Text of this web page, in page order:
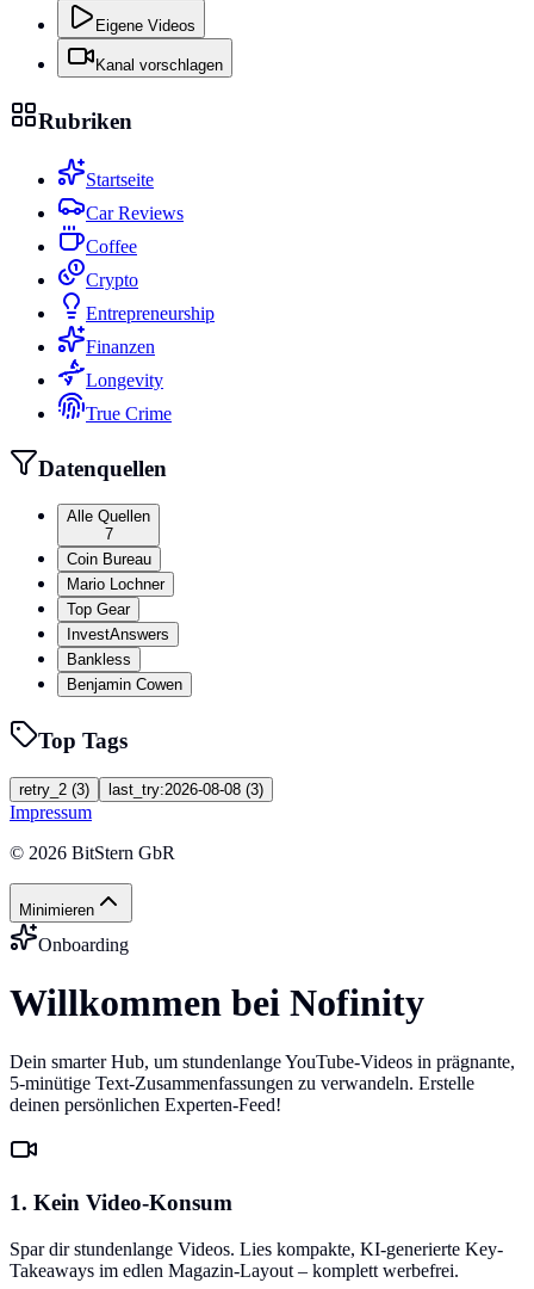
Eigene Videos
Kanal vorschlagen
Rubriken
Startseite
Car Reviews
Coffee
Crypto
Entrepreneurship
Finanzen
Longevity
True Crime
Datenquellen
Alle Quellen
7
Coin Bureau
Mario Lochner
Top Gear
InvestAnswers
Bankless
Benjamin Cowen
Top Tags
retry_2 (3) last_try:2026-08-08 (3)
Impressum
© 2026 BitStern GbR
Minimieren
Onboarding
Willkommen bei Nofinity
Dein smarter Hub, um stundenlange YouTube-Videos in prägnante,
5-minütige Text-Zusammenfassungen zu verwandeln. Erstelle
deinen persönlichen Experten-Feed!
1. Kein Video-Konsum
Spar dir stundenlange Videos. Lies kompakte, KI-generierte Key-
Takeaways im edlen Magazin-Layout – komplett werbefrei.